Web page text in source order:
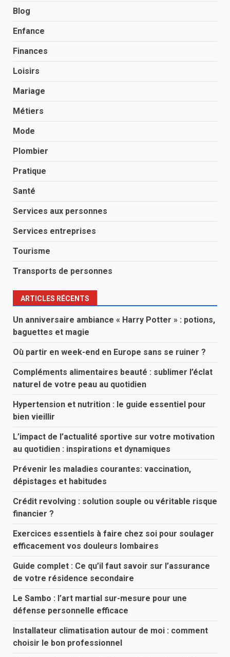
Blog
Enfance
Finances
Loisirs
Mariage
Métiers
Mode
Plombier
Pratique
Santé
Services aux personnes
Services entreprises
Tourisme
Transports de personnes
ARTICLES RÉCENTS
Un anniversaire ambiance « Harry Potter » : potions,
baguettes et magie
Où partir en week-end en Europe sans se ruiner ?
Compléments alimentaires beauté : sublimer l’éclat
naturel de votre peau au quotidien
Hypertension et nutrition : le guide essentiel pour
bien vieillir
L’impact de l’actualité sportive sur votre motivation
au quotidien : inspirations et dynamiques
Prévenir les maladies courantes: vaccination,
dépistages et habitudes
Crédit revolving : solution souple ou véritable risque
financier ?
Exercices essentiels à faire chez soi pour soulager
efficacement vos douleurs lombaires
Guide complet : Ce qu’il faut savoir sur l’assurance
de votre résidence secondaire
Le Sambo : l’art martial sur-mesure pour une
défense personnelle efficace
Installateur climatisation autour de moi : comment
choisir le bon professionnel